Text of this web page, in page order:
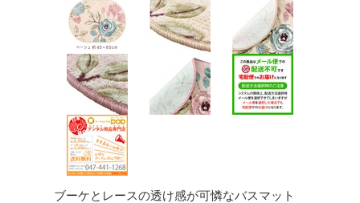
ブーケとレースの透け感が可憐なバスマット